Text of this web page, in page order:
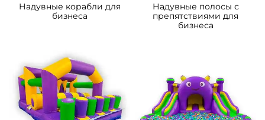
Надувные корабли для
бизнеса
Надувные полосы с
препятствиями для
бизнеса